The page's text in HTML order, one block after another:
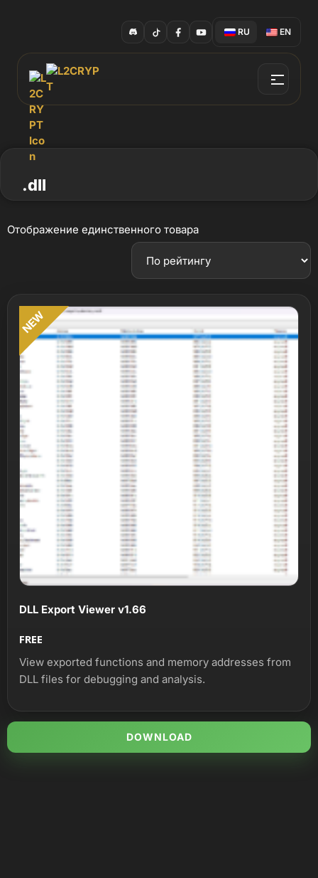
RU EN
.dll
Отображение единственного товара
NEW
DLL Export Viewer v1.66
FREE
View exported functions and memory addresses from
DLL files for debugging and analysis.
DOWNLOAD